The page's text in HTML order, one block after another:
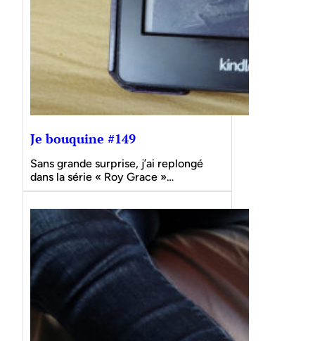
Je bouquine #149
Sans grande surprise, j’ai replongé
dans la série « Roy Grace »…